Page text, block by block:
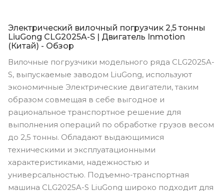
Электрический вилочный погрузчик 2,5 тонны
LiuGong CLG2025A-S | Двигатель Inmotion
(Китай) - Обзор
Вилочные погрузчики модельного ряда CLG2025A-
S, выпускаемые заводом LiuGong, используют
экономичные Электрические двигатели, таким
образом совмещая в себе выгодное и
рациональное транспортное решение для
выполнения операций по обработке грузов весом
до 2,5 тонны. Обладают выдающимися
техническими и эксплуатационными
характеристиками, надежностью и
универсальностью. Подъемно-транспортная
машина CLG2025A-S LiuGong широко подходит для